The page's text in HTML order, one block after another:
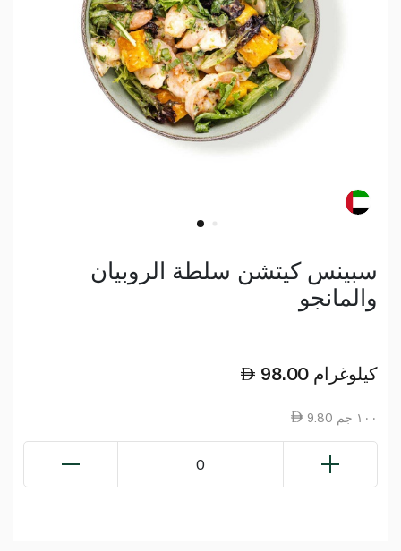
سبينس كيتشن سلطة الروبيان
والمانجو
98.00 كيلوغرام
9.80 ١٠٠ جم
0